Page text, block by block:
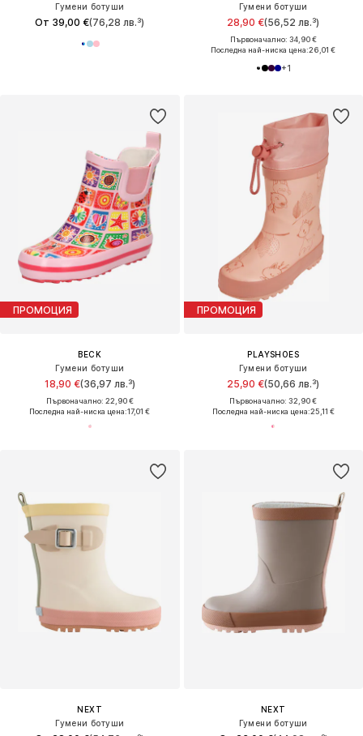
Гумени ботуши
От 39,00 €(76,28 лв.³)
Гумени ботуши
28,90 €(56,52 лв.³)
Първоначално: 34,90 €
Последна най-ниска цена:26,01 €
+1
ПРОМОЦИЯ
BECK
Гумени ботуши
18,90 €(36,97 лв.³)
Първоначално: 22,90 €
Последна най-ниска цена:17,01 €
ПРОМОЦИЯ
PLAYSHOES
Гумени ботуши
25,90 €(50,66 лв.³)
Първоначално: 32,90 €
Последна най-ниска цена:25,11 €
NEXT
Гумени ботуши
NEXT
Гумени ботуши